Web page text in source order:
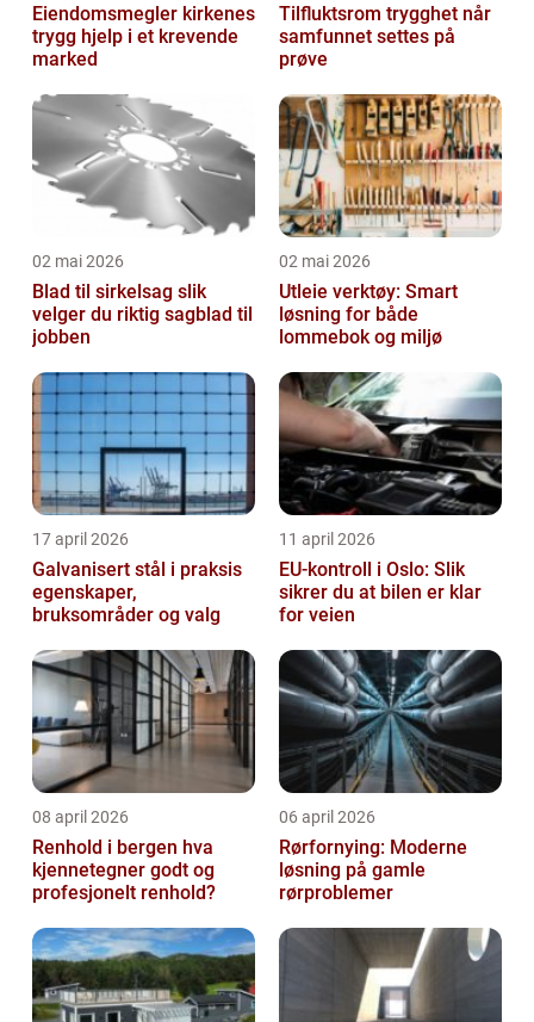
Eiendomsmegler kirkenes
trygg hjelp i et krevende
marked
Tilfluktsrom trygghet når
samfunnet settes på
prøve
02 mai 2026
Blad til sirkelsag slik
velger du riktig sagblad til
jobben
02 mai 2026
Utleie verktøy: Smart
løsning for både
lommebok og miljø
17 april 2026
Galvanisert stål i praksis
egenskaper,
bruksområder og valg
11 april 2026
EU-kontroll i Oslo: Slik
sikrer du at bilen er klar
for veien
08 april 2026
Renhold i bergen hva
kjennetegner godt og
profesjonelt renhold?
06 april 2026
Rørfornying: Moderne
løsning på gamle
rørproblemer